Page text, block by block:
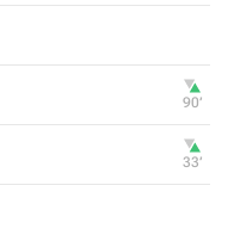
90‎’‎
33‎’‎